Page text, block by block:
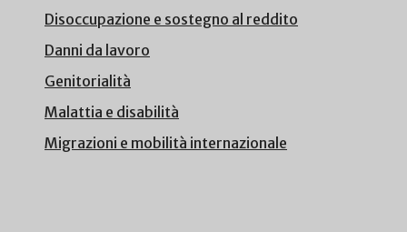
Disoccupazione e sostegno al reddito
Danni da lavoro
Genitorialità
Malattia e disabilità
Migrazioni e mobilità internazionale